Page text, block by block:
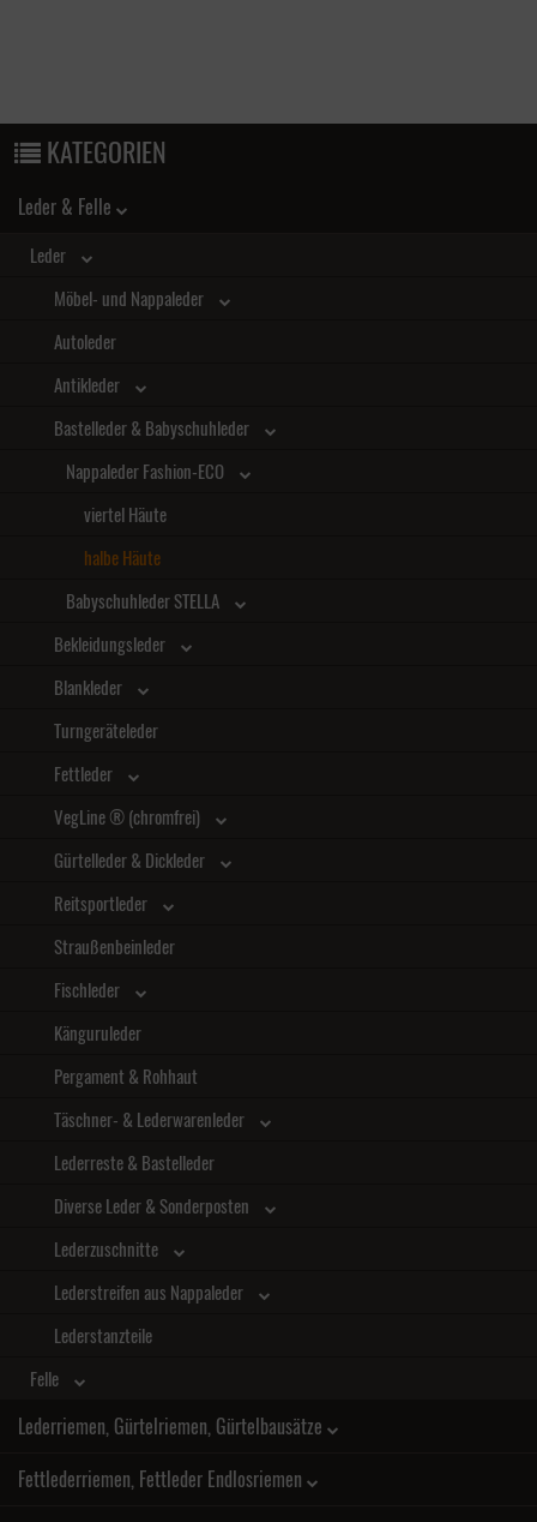
KATEGORIEN
Leder & Felle
Leder
Möbel- und Nappaleder
Autoleder
Antikleder
Bastelleder & Babyschuhleder
Nappaleder Fashion-ECO
viertel Häute
halbe Häute
Babyschuhleder STELLA
Bekleidungsleder
Blankleder
Turngeräteleder
Fettleder
VegLine ® (chromfrei)
Gürtelleder & Dickleder
Reitsportleder
Straußenbeinleder
Fischleder
Känguruleder
Pergament & Rohhaut
Täschner- & Lederwarenleder
Lederreste & Bastelleder
Diverse Leder & Sonderposten
Lederzuschnitte
Lederstreifen aus Nappaleder
Lederstanzteile
Felle
Lederriemen, Gürtelriemen, Gürtelbausätze
Fettlederriemen, Fettleder Endlosriemen